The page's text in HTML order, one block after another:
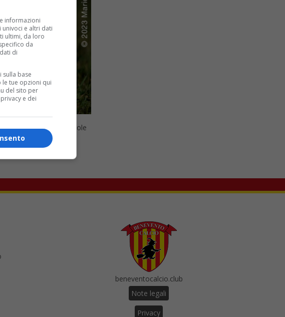
la Turris, gara valevole
ieri sera contro il
beneventocalcio.club
Note legali
Privacy
informazioni
e altri dati
ultimi, da loro
da
di
base
tue opzioni qui
del sito per
e dei